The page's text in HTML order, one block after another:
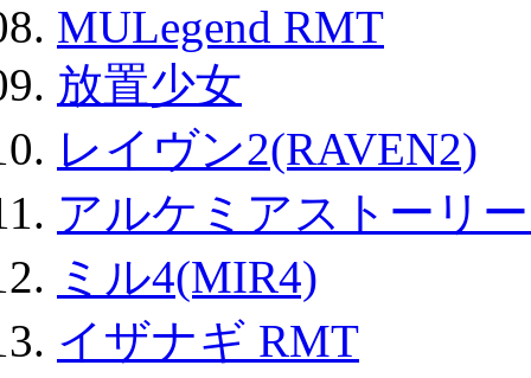
MULegend RMT
放置少女
レイヴン2(RAVEN2)
アルケミアストーリ
ミル4(MIR4)
イザナギ RMT